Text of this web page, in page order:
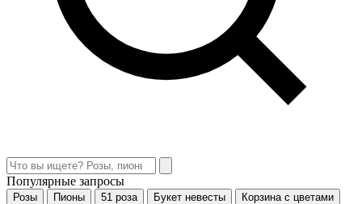
Популярные запросы
Розы Пионы 51 роза Букет невесты
Корзина с цветами